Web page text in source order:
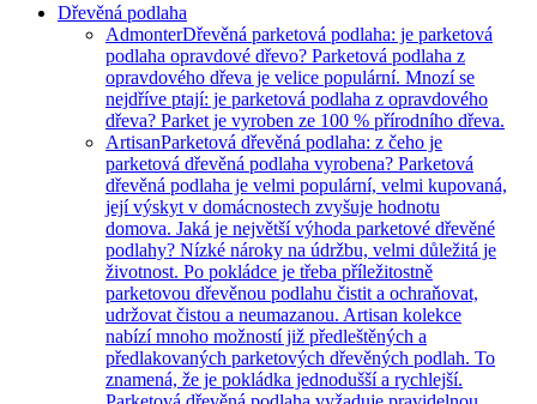
Dřevěná podlaha
AdmonterDřevěná parketová podlaha: je parketová
podlaha opravdové dřevo? Parketová podlaha z
opravdového dřeva je velice populární. Mnozí se
nejdříve ptají: je parketová podlaha z opravdového
dřeva? Parket je vyroben ze 100 % přírodního dřeva.
ArtisanParketová dřevěná podlaha: z čeho je
parketová dřevěná podlaha vyrobena? Parketová
dřevěná podlaha je velmi populární, velmi kupovaná,
její výskyt v domácnostech zvyšuje hodnotu
domova. Jaká je největší výhoda parketové dřevěné
podlahy? Nízké nároky na údržbu, velmi důležitá je
životnost. Po pokládce je třeba příležitostně
parketovou dřevěnou podlahu čistit a ochraňovat,
udržovat čistou a neumazanou. Artisan kolekce
nabízí mnoho možností již předleštěných a
předlakovaných parketových dřevěných podlah. To
znamená, že je pokládka jednodušší a rychlejší.